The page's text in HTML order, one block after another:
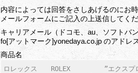
内容によっては回答をさしあげるのにお
メールフォームにご記入の上送信してくだ
キャリアメール（ドコモ、au、ソフトバ
fo[アットマーク]yonedaya.co.jp のアドレ
商品名